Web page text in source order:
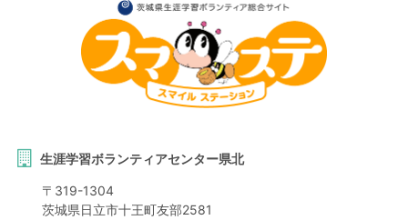
生涯学習ボランティアセンター県北
〒 319-1304
茨城県日立市十王町友部2581